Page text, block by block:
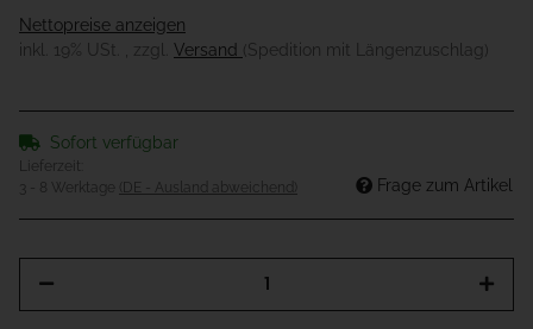
Nettopreise anzeigen
inkl. 19% USt. , zzgl. Versand (Spedition mit Längenzuschlag)
Sofort verfügbar
Lieferzeit:
3 - 8 Werktage
(DE - Ausland abweichend) Frage zum Artikel